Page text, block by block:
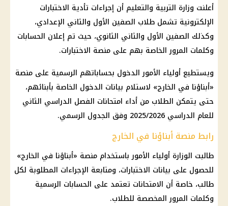
أعلنت وزارة التربية والتعليم أن إجراءات تأدية الاختبارات
الإلكترونية تشمل طلاب الصفين الأول والثاني الإعدادي،
وكذلك الصفين الأول والثاني الثانوي، حيث تم إعلان الحسابات
وكلمات المرور الخاصة بهم على منصة الاختبارات.
ويستطيع أولياء الأمور الدخول بحساباتهم الرسمية على منصة
«أبناؤنا في الخارج» لاستلام بيانات الدخول الخاصة بأبنائهم،
حتى يتمكن الطلاب من أداء امتحانات الفصل الدراسي الثاني
للعام الدراسي 2025/2026 وفق الجدول الرسمي.
رابط منصة أبناؤنا في الخارج
طالبت الوزارة أولياء الأمور باستخدام منصة «أبناؤنا في الخارج»
للحصول على بيانات الاختبارات، ومتابعة الإجراءات المطلوبة لكل
طالب، خاصة أن الامتحانات تعتمد على الحسابات الرسمية
وكلمات المرور المخصصة للطلاب.